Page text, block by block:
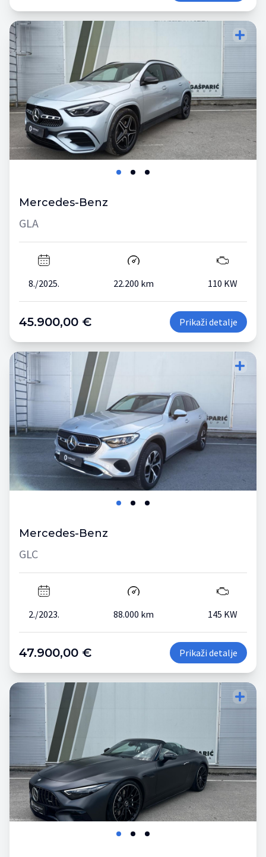
Mercedes-Benz
GLA
8./2025. 22.200 km 110 KW
45.900,00 € Prikaži detalje
Mercedes-Benz
GLC
2./2023. 88.000 km 145 KW
47.900,00 € Prikaži detalje